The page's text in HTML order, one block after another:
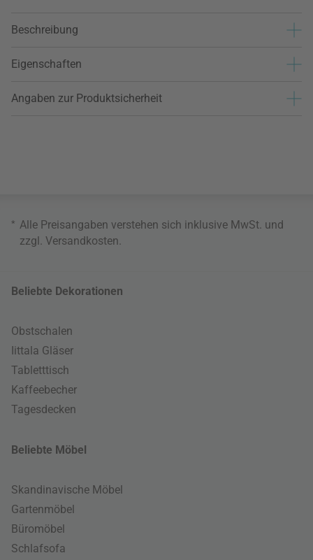
Beschreibung
Eigenschaften
Angaben zur Produktsicherheit
* Alle Preisangaben verstehen sich inklusive MwSt. und
zzgl. Versandkosten
Beliebte Dekorationen
Obstschalen
Iittala Gläser
Tabletttisch
Kaffeebecher
Tagesdecken
Beliebte Möbel
Skandinavische Möbel
Gartenmöbel
Büromöbel
Schlafsofa